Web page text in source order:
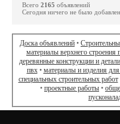
Всего 2165 объявлений
Сегодня ничего не было
Доска объявлений •
материалы верхнего строения
деревянные конструкции и детали
пвх• материалы и изделия
специальных строительных работ
• проектные работы •